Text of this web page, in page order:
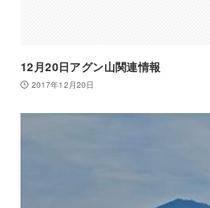
12月20日アグン山関連情報
2017年12月20日